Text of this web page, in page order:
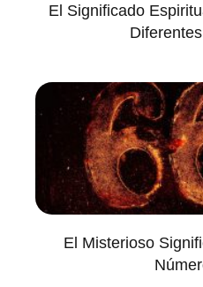
El Significado
El Misterioso